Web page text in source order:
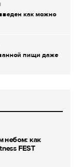
как можно
пищи даже
небом: как
FEST